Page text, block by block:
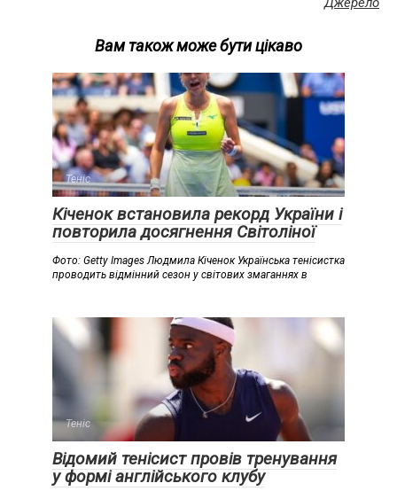
Вам також може бути цікаво
Теніс
Кіченок встановила рекорд України і
повторила досягнення Світоліної
Фото: Getty Images Людмила Кіченок Українська тенісистка
проводить відмінний сезон у світових змаганнях в
Теніс
Відомий тенісист провів тренування
у формі англійського клубу